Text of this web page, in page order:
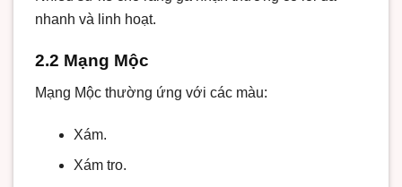
nhanh và linh hoạt.
2.2 Mạng Mộc
Mạng Mộc thường ứng với các màu:
Xám.
Xám tro.